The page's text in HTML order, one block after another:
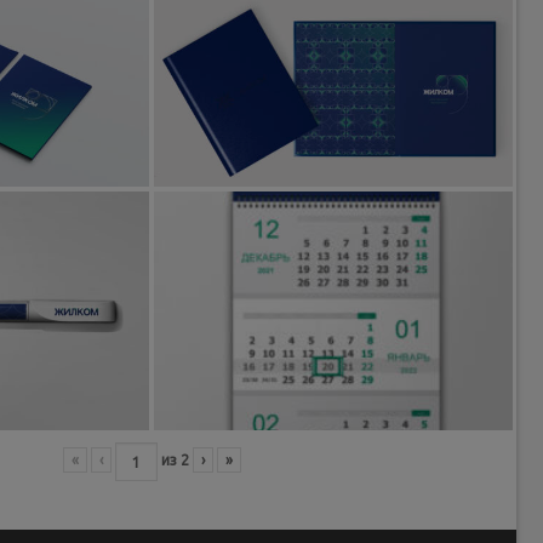
« ‹ из 2 › »